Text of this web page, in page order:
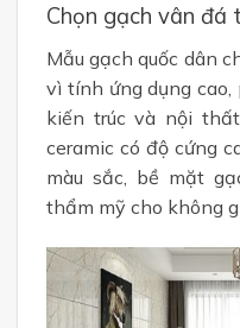
Chọn gạch vân đá
Mẫu gạch quốc dân
vì tính ứng dụng
kiến trúc và nội
ceramic có độ cứng
màu sắc, bề mặt
thẩm mỹ cho không